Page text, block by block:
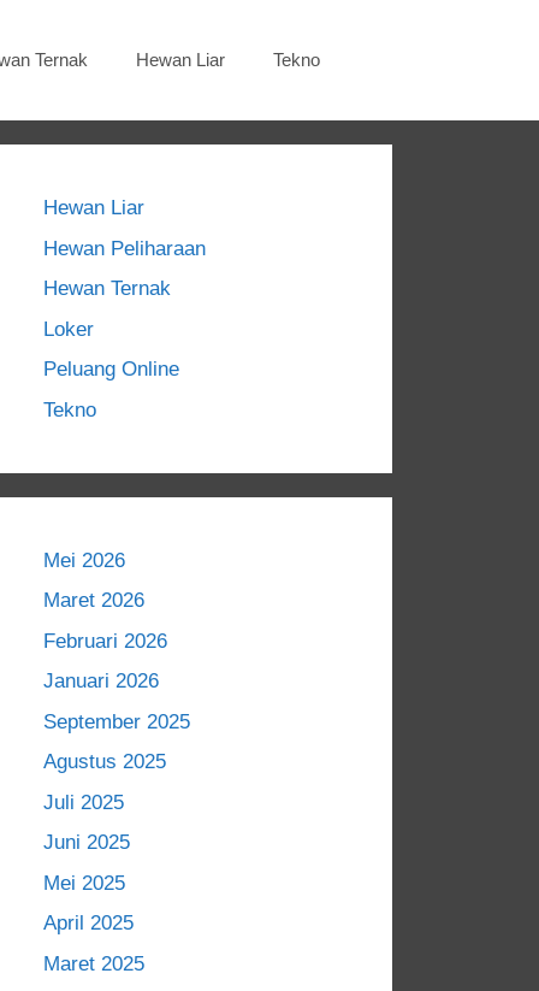
Ternak Hewan Liar Tekno
Hewan Liar
Hewan Peliharaan
Hewan Ternak
Loker
Peluang Online
Tekno
Mei 2026
Maret 2026
Februari 2026
Januari 2026
September 2025
Agustus 2025
Juli 2025
Juni 2025
Mei 2025
April 2025
Maret 2025